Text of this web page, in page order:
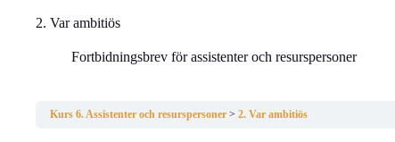
2. Var ambitiös
Fortbidningsbrev för assistenter och resurspersoner
Kurs 6. Assistenter och resurspersoner 2. Var ambitiös